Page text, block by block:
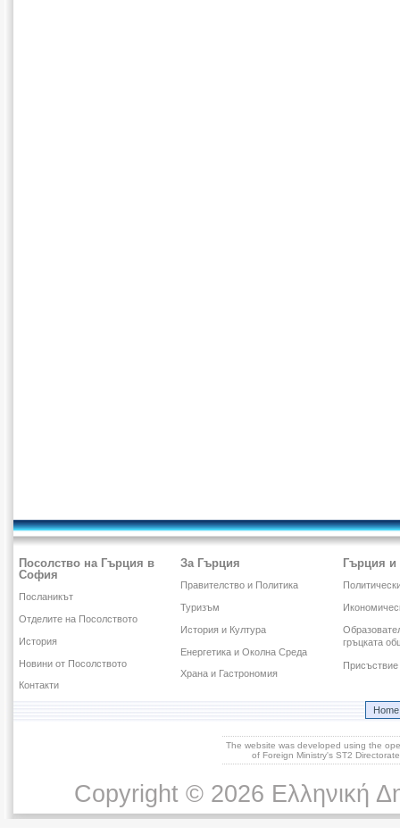
Посолство на Гърция в
София
Посланикът
Отделите на Посолството
История
Новини от Посолството
Контакти
За Гърция
Правителство и Политика
Туризъм
История и Култура
Енергетика и Околна Среда
Храна и Гастрономия
Гърция и
гръцката
Home
The website was developed using the
of Foreign Ministry's ST2
Copyright © 2026 Ελληνική